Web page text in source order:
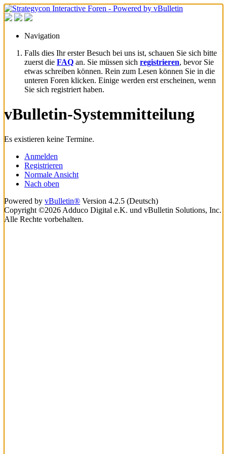
Navigation
Falls dies Ihr erster Besuch bei uns ist, schauen Sie sich bitte
zuerst die FAQ an. Sie müssen sich registrieren, bevor Sie
etwas schreiben können. Rein zum Lesen können Sie in die
unteren Foren klicken. Einige werden erst erscheinen, wenn
Sie sich registriert haben.
vBulletin-Systemmitteilung
Es existieren keine Termine.
Anmelden
Registrieren
Normale Ansicht
Nach oben
Powered by vBulletin® Version 4.2.5 (Deutsch)
Copyright ©2026 Adduco Digital e.K. und vBulletin Solutions, Inc.
Alle Rechte vorbehalten.